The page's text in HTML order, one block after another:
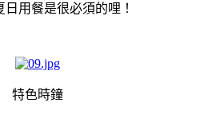
日用餐是很必須的哩！
特色時鐘